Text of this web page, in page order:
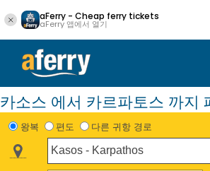
aFerry - Cheap ferry tickets
aFerry 앱에서 열기
카소스 에서 카르파토스 까지
왕복 편도 다른 귀항 경로